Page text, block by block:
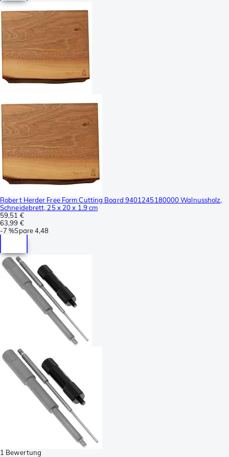
Robert Herder Free Form Cutting Board 9401245180000 Walnussholz,
Schneidebrett, 25 x 20 x 1.9 cm
59,51 €
63,99 €
-7 %Spare4,48
1 Bewertung